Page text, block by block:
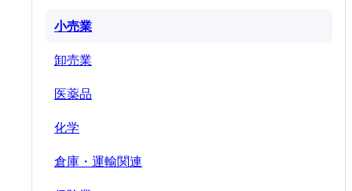
小売業
卸売業
医薬品
化学
倉庫・運輸関連